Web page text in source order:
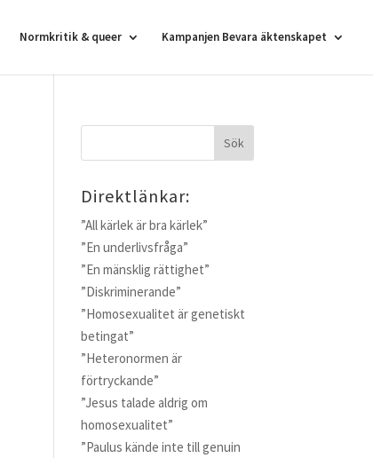
Normkritik & queer Kampanjen Bevara äktenskapet
Direktlänkar:
”All kärlek är bra kärlek”
”En underlivsfråga”
”En mänsklig rättighet”
”Diskriminerande”
”Homosexualitet är genetiskt
betingat”
”Heteronormen är
förtryckande”
”Jesus talade aldrig om
homosexualitet”
”Paulus kände inte till genuin